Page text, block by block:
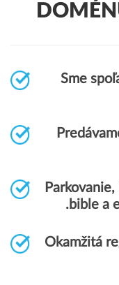
Sme
.bible a
Okamžitá